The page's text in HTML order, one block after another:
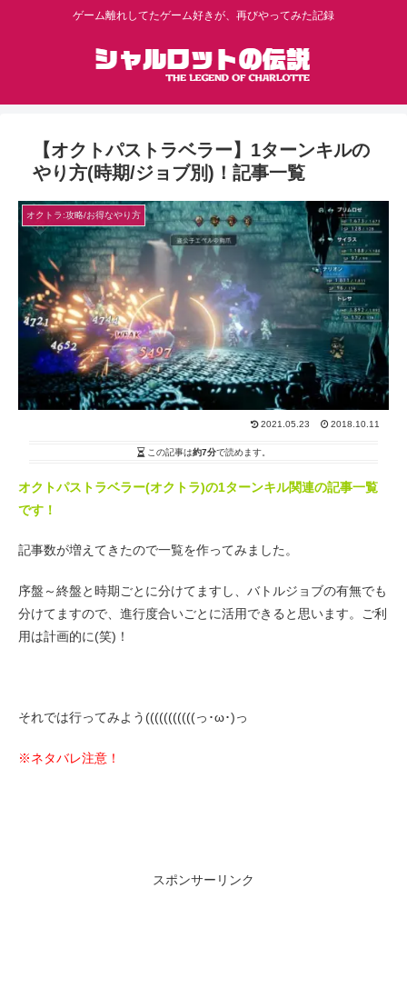
ゲーム離れしてたゲーム好きが、再びやってみた記録
【オクトパストラベラー】1ターンキルの
やり方(時期/ジョブ別)！記事一覧
オクトラ:攻略/お得なやり方
2021.05.23 2018.10.11
この記事は約7分で読めます。
オクトパストラベラー(オクトラ)の1ターンキル関連の記事一覧
です！
記事数が増えてきたので一覧を作ってみました。
序盤～終盤と時期ごとに分けてますし、バトルジョブの有無でも
分けてますので、進行度合いごとに活用できると思います。ご利
用は計画的に(笑)！
それでは行ってみよう(((((((((((っ･ω･)っ
※ネタバレ注意！
スポンサーリンク